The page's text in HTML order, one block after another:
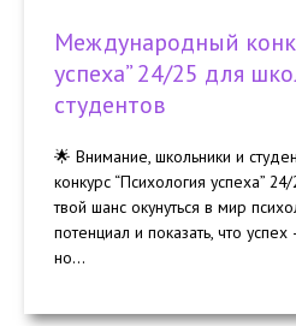
Международный
успеха” 24/25 для
студентов
🌟 Внимание, школьники и
конкурс “Психология успеха”
твой шанс окунуться в мир
потенциал и показать, что
но...